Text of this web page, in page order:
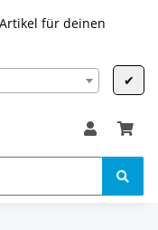
für deinen
✔
3 UStG)